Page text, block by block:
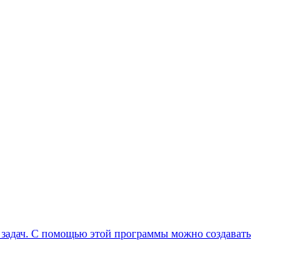
С помощью этой программы можно создавать